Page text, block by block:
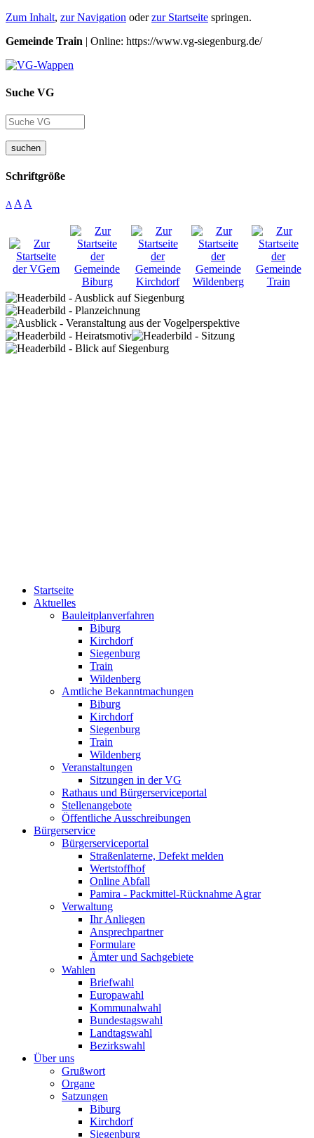
Zum Inhalt, zur Navigation oderzur Startseite springen.
Gemeinde Train | Online: https://www.vg-siegenburg.de/
Suche VG
suchen
Schriftgröße
A A A
Startseite
Aktuelles
Bauleitplanverfahren
Biburg
Kirchdorf
Siegenburg
Train
Wildenberg
Amtliche Bekanntmachungen
Biburg
Kirchdorf
Siegenburg
Train
Wildenberg
Veranstaltungen
Sitzungen in der VG
Rathaus und Bürgerserviceportal
Stellenangebote
Öffentliche Ausschreibungen
Bürgerservice
Bürgerserviceportal
Straßenlaterne, Defekt melden
Wertstoffhof
Online Abfall
Pamira - Packmittel-Rücknahme Agrar
Verwaltung
Ihr Anliegen
Ansprechpartner
Formulare
Ämter und Sachgebiete
Wahlen
Briefwahl
Europawahl
Kommunalwahl
Bundestagswahl
Landtagswahl
Bezirkswahl
Über uns
Grußwort
Organe
Satzungen
Biburg
Kirchdorf
Siegenburg